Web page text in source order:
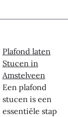
Plafond laten
Stucen in
Amstelveen
Een plafond
stucen is een
essentiële stap